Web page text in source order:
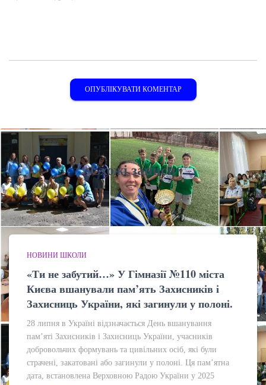
Схожі записи
НОВИНИ ШКОЛИ
«Ти не забутий…» У Гімназії №110 міста
Києва вшанували пам’ять Захисників і
Захисниць України, які загинули у полоні.
28 липня в Україні відзначається День вшанування
пам’яті Захисників і Захисниць України, учасників
добровольчих формувань та цивільних осіб, які були
страчені, закатовані або загинули у полоні. Ця пам’ятна
дата, встановлена Верховною Радою України у 2025